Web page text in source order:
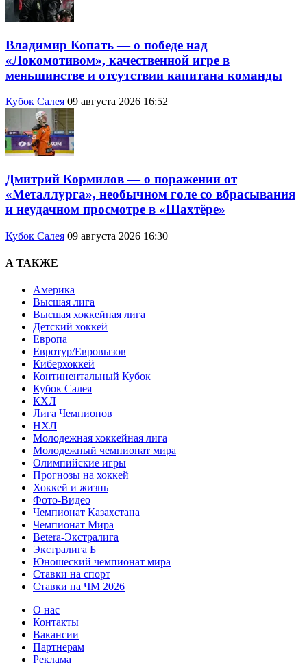
Владимир Копать — о победе над
«Локомотивом», качественной игре в
меньшинстве и отсутствии капитана команды
Кубок Салея 09 августа 2026 16:52
Дмитрий Кормилов — о поражении от
«Металлурга», необычном голе со вбрасывания
и неудачном просмотре в «Шахтёре»
Кубок Салея 09 августа 2026 16:30
А ТАКЖЕ
Америка
Высшая лига
Высшая хоккейная лига
Детский хоккей
Европа
Евротур/Евровызов
Киберхоккей
Континентальный Кубок
Кубок Салея
КХЛ
Лига Чемпионов
НХЛ
Молодежная хоккейная лига
Молодежный чемпионат мира
Олимпийские игры
Прогнозы на хоккей
Хоккей и жизнь
Фото-Видео
Чемпионат Казахстана
Чемпионат Мира
Betera-Экстралига
Экстралига Б
Юношеский чемпионат мира
Ставки на спорт
Ставки на ЧМ 2026
О нас
Контакты
Вакансии
Партнерам
Реклама